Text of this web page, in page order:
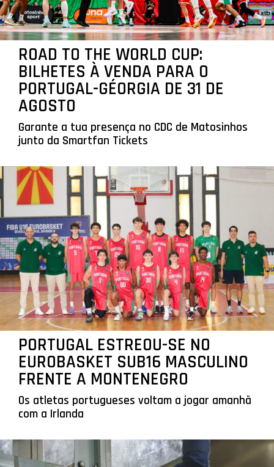
ROAD TO THE WORLD CUP:
BILHETES À VENDA PARA O
PORTUGAL-GÉORGIA DE 31 DE
AGOSTO
Garante a tua presença no CDC de Matosinhos
junto da Smartfan Tickets
PORTUGAL ESTREOU-SE NO
EUROBASKET SUB16 MASCULINO
FRENTE A MONTENEGRO
Os atletas portugueses voltam a jogar amanhã
com a Irlanda